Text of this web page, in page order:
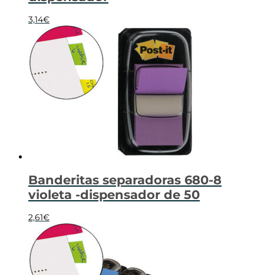
3,14€
Banderitas separadoras 680-8
violeta -dispensador de 50
2,61€